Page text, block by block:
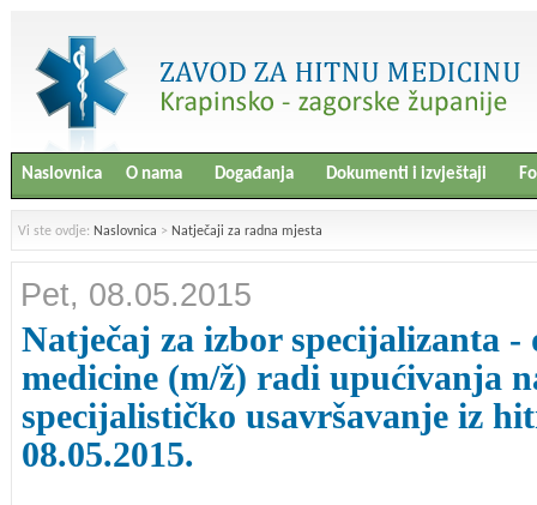
Naslovnica O nama Događanja Dokumenti i izvještaji
Vi ste ovdje: Naslovnica > Natječaji za radna mjesta
Pet, 08.05.2015
Natječaj za izbor specijalizanta -
medicine (m/ž) radi upućivanja
specijalističko usavršavanje iz
08.05.2015.